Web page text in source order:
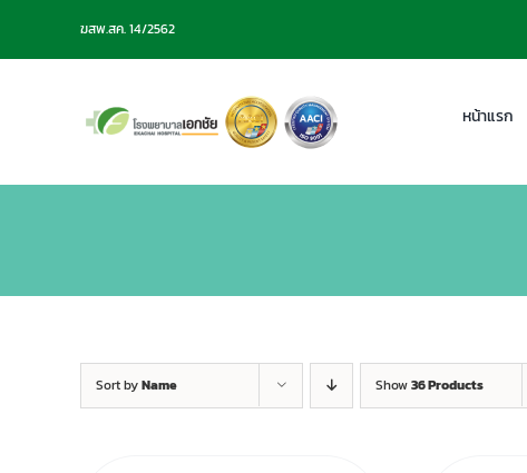
ฆสพ.สค. 14/2562
หน้าแรก
Sort byName Show36 Products